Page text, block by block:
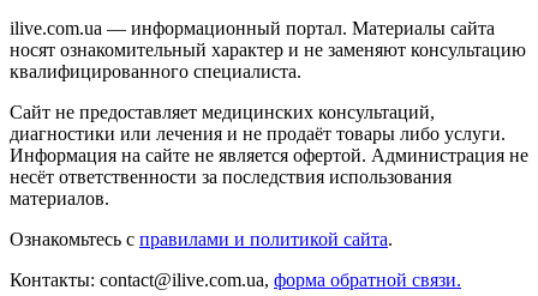
ilive.com.ua — информационный портал. Материалы сайта
носят ознакомительный характер и не заменяют консультацию
квалифицированного специалиста.
Сайт не предоставляет медицинских консультаций,
диагностики или лечения и не продаёт товары либо услуги.
Информация на сайте не является офертой. Администрация не
несёт ответственности за последствия использования
материалов.
Ознакомьтесь с правилами и политикой сайта.
Контакты: contact@ilive.com.ua, форма обратной связи.